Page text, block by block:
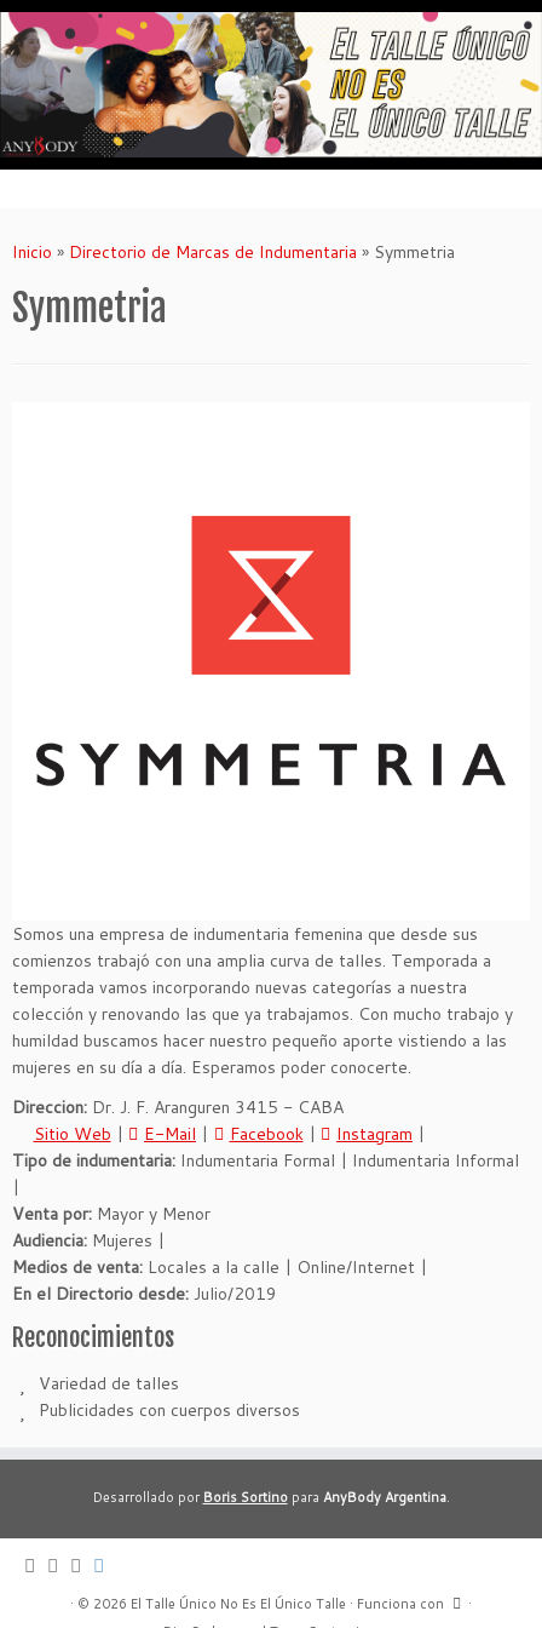
Saltar
al
contenido
Inicio » Directorio de Marcas de Indumentaria » Symmetria
Symmetria
Somos una empresa de indumentaria femenina que desde sus
comienzos trabajó con una amplia curva de talles. Temporada a
temporada vamos incorporando nuevas categorías a nuestra
colección y renovando las que ya trabajamos. Con mucho trabajo y
humildad buscamos hacer nuestro pequeño aporte vistiendo a las
mujeres en su día a día. Esperamos poder conocerte.
Direccion: Dr. J. F. Aranguren 3415 - CABA
Sitio Web | E-Mail | Facebook| Instagram |
Tipo de indumentaria: Indumentaria Formal | Indumentaria Informal
|
Venta por: Mayor y Menor
Audiencia: Mujeres |
Medios de venta: Locales a la calle | Online/Internet |
En el Directorio desde: Julio/2019
Reconocimientos
Variedad de talles
Publicidades con cuerpos diversos
Desarrollado porBoris Sortinopara AnyBody Argentina.
· © 2026 El Talle Único No Es El Único Talle · Funciona con
·